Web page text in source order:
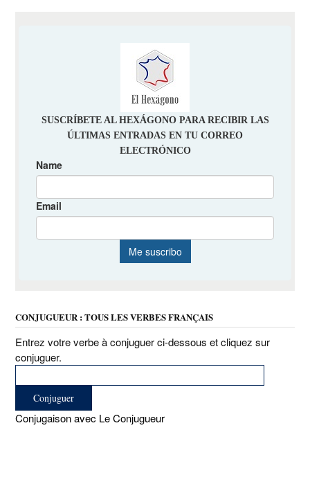
CONJUGUEUR : TOUS LES VERBES FRANÇAIS
Entrez votre verbe à conjuguer ci-dessous et cliquez sur
conjuguer.
Conjugaison avec Le Conjugueur